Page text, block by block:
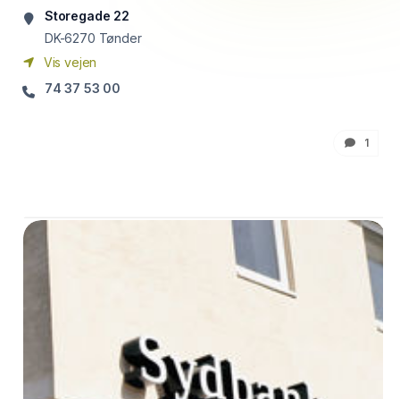
Storegade 22
DK-6270 Tønder
Vis vejen
74 37 53 00
1